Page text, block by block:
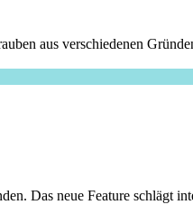
aus verschiedenen
Das neue Feature schlägt